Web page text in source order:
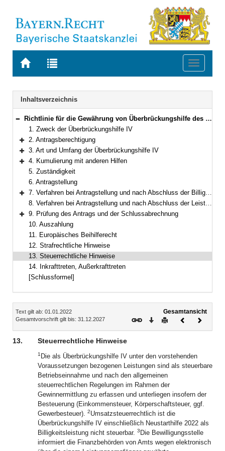
Zur
BAYERN.RECHT
Zur
letzten
Suche
Toggle
Navigation
Inhaltsverzeichnis
Bereich reduzieren
Richtlinie für die Gewährung von Überbrückungshilfe des Bundes für kleine und mittelständische Unternehmen – Phase 5
1. Zweck der Überbrückungshilfe IV
Bereich erweitern
2. Antragsberechtigung
Bereich erweitern
3. Art und Umfang der Überbrückungshilfe IV
Bereich erweitern
4. Kumulierung mit anderen Hilfen
5. Zuständigkeit
6. Antragstellung
Bereich erweitern
7. Verfahren bei Antragstellung und nach Abschluss der Billigkeitsleistung im Falle der Antragstellung durch einen prüfenden Dritten
8. Verfahren bei Antragstellung und nach Abschluss der Leistung im Falle der Antragstellung im eigenen Namen
Bereich erweitern
9. Prüfung des Antrags und der Schlussabrechnung
10. Auszahlung
11. Europäisches Beihilferecht
12. Strafrechtliche Hinweise
13. Steuerrechtliche Hinweise
14. Inkrafttreten, Außerkrafttreten
[Schlussformel]
Inhalt
Text gilt ab: 01.01.2022
Gesamtvorschrift gilt bis: 31.12.2027
Gesamtansicht
Download
DruckenVorheriges
13. Steuerrechtliche Hinweise
1 Die als Überbrückungshilfe IV unter den vorstehenden
Voraussetzungen bezogenen Leistungen sind als steuerbare
Betriebseinnahme und nach den allgemeinen
steuerrechtlichen Regelungen im Rahmen der
Gewinnermittlung zu erfassen und unterliegen insofern der
Besteuerung (Einkommensteuer, Körperschaftsteuer, ggf.
Gewerbesteuer). 2Umsatzsteuerrechtlich ist die
Überbrückungshilfe IV einschließlich Neustarthilfe 2022 als
Billigkeitsleistung nicht steuerbar. 3 Die Bewilligungsstelle
informiert die Finanzbehörden von Amts wegen elektronisch